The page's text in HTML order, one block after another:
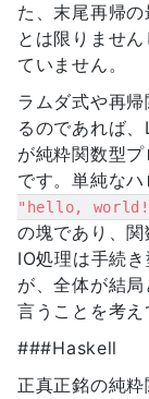
た、末尾再帰
とは限りませ
ていません。
ラムダ式や再
るのであれば
が純粋関数型
です。単純な
"hello,
の塊であり、関
IO処理は手続
が、全体が結
言うことを考え
###Haskell
正真正銘の純